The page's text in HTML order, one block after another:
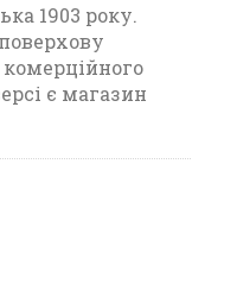
1903 року.
є магазин